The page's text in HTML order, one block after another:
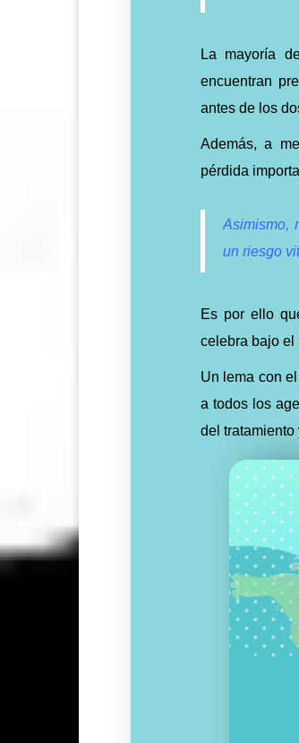
La mayoría
encuentran
antes de los
Además, a
pérdida
Asimismo,
un riesgo
Es por ello
celebra bajo el
Un lema con
a todos los
del